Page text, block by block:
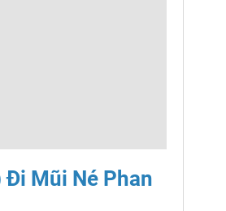
Đi Mũi Né Phan